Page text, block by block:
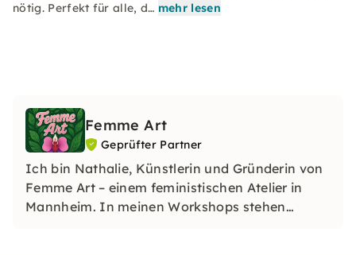
nötig. Perfekt für alle, d… mehr lesen
Femme Art
Geprüfter Partner
Ich bin Nathalie, Künstlerin und Gründerin von
Femme Art – einem feministischen Atelier in
Mannheim. In meinen Workshops stehen